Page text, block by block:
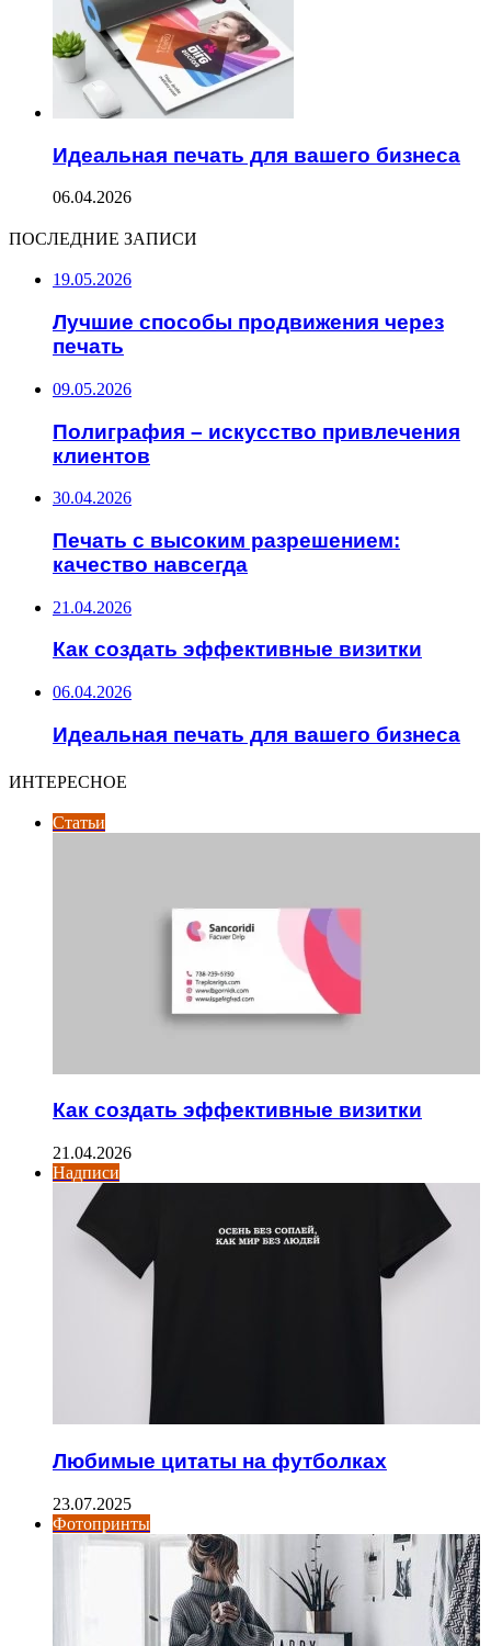
Идеальная печать для вашего бизнеса
06.04.2026
ПОСЛЕДНИЕ ЗАПИСИ
19.05.2026
Лучшие способы продвижения через
печать
09.05.2026
Полиграфия – искусство привлечения
клиентов
30.04.2026
Печать с высоким разрешением:
качество навсегда
21.04.2026
Как создать эффективные визитки
06.04.2026
Идеальная печать для вашего бизнеса
ИНТЕРЕСНОЕ
Статьи
Как создать эффективные визитки
21.04.2026
Надписи
Любимые цитаты на футболках
23.07.2025
Фотопринты